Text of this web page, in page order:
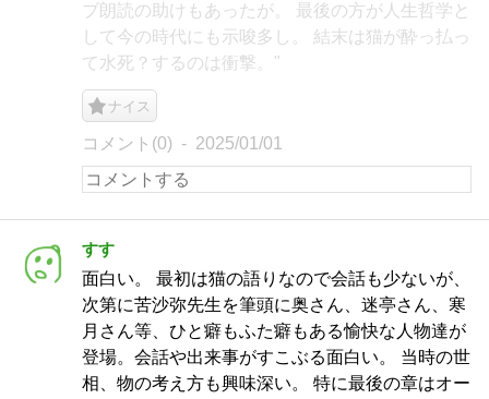
ブ朗読の助けもあったが。 最後の方が人生哲学と
して今の時代にも示唆多し。 結末は猫が酔っ払っ
て水死？するのは衝撃。"
ナイス
コメント(0) 2025/01/01
すす
面白い。 最初は猫の語りなので会話も少ないが、
次第に苦沙弥先生を筆頭に奥さん、迷亭さん、寒
月さん等、ひと癖もふた癖もある愉快な人物達が
登場。会話や出来事がすこぶる面白い。 当時の世
相、物の考え方も興味深い。 特に最後の章はオー